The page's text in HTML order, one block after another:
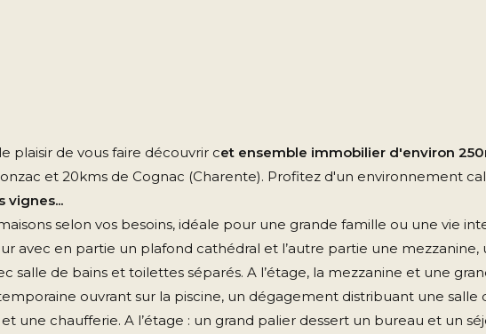
plaisir de vous faire découvrir cet ensemble immobilier d'environ
et 20kms de Cognac (Charente). Profitez d'un environnement
vignes...
selon vos besoins, idéale pour une grande famille ou une vie
avec en partie un plafond cathédral et l’autre partie une mezzanine,
salle de bains et toilettes séparés. A l’étage, la mezzanine et une
ouvrant sur la piscine, un dégagement distribuant une salle
une chaufferie. A l’étage : un grand palier dessert un bureau et un